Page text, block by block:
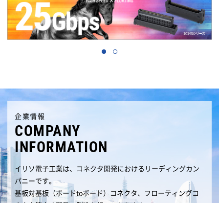
企業情報
COMPANY
INFORMATION
イリソ電子工業は、コネクタ開発におけるリーディングカン
パニーです。
基板対基板（ボードtoボード）コネクタ、フローティングコ